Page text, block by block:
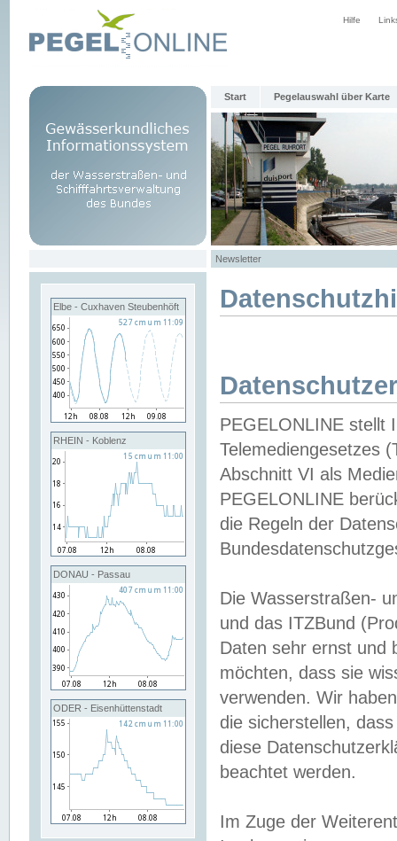
Hilfe
Start Pegelauswahl über Karte
Newsletter
Elbe - Cuxhaven Steubenhöft
RHEIN - Koblenz
DONAU - Passau
ODER - Eisenhüttenstadt
PEGELONLINE stellt
Telemediengesetzes
Abschnitt VI als
PEGELONLINE
die Regeln der
Die Wasserstraßen-
und das ITZBund
Daten sehr ernst und
möchten, dass sie
verwenden. Wir
die sicherstellen,
diese
beachtet werden.
Im Zuge der